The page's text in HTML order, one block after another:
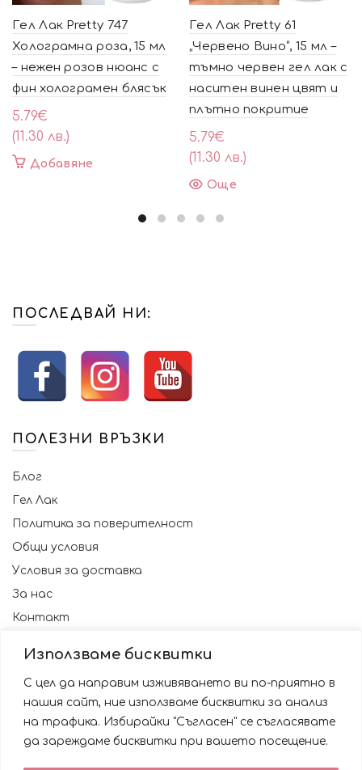
Използваме бисквитки
С цел да направим изживяването ви по-приятно в
нашия сайт, ние използваме бисквитки за анализ
на трафика. Избирайки "Съгласен" се съгласявате
да зареждаме бисквитки при вашето посещение.
Гел Лак Pretty 747
Холограмна роза, 15 мл
– нежен розов нюанс с
фин холограмен блясък
5.79€
(11.30 лв.)
Добавяне
Гел Лак Pretty 61
„Червено Вино“, 15 мл –
тъмно червен гел лак с
наситен винен цвят и
плътно покритие
5.79€
(11.30 лв.)
Още
ПОСЛЕДВАЙ НИ:
ПОЛЕЗНИ ВРЪЗКИ
Блог
Гел Лак
Политика за поверителност
Общи условия
Условия за доставка
За нас
Контакт